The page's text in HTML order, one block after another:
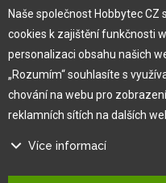
O nás
Pro zákazníka
Obchodní podmínky
Jak na reklamaci
Naše společnost Hobbytec CZ
cookies k zajištění funkčnosti
personalizaci obsahu našich
„Rozumím“ souhlasíte s
chování na webu pro
reklamních sítích na dalších
Více informací
Na našem webu používáme